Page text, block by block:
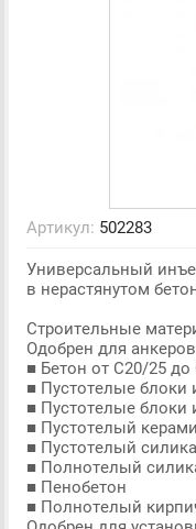
Артикул: 502283
Универсальный
в нерастянутом
Строительные
Одобрен для
■ Бетон от C20/25
■ Пустотелые блоки
■ Пустотелые блоки
■ Пустотелый
■ Пустотелый
■ Полнотелый
■ Пенобетон
■ Полнотелый